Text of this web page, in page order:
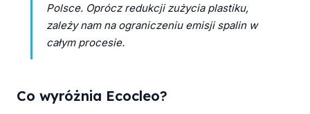
Polsce. Oprócz redukcji zużycia plastiku,
zależy nam na ograniczeniu emisji spalin w
całym procesie.
Co wyróżnia Ecocleo?